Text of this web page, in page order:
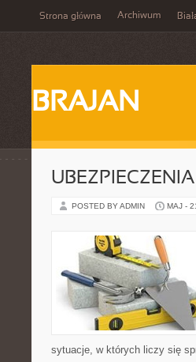
Strona główna Archiwum
BRAJAN
POSTED BY ADMIN MAJ -
sytuacje, w których liczy się